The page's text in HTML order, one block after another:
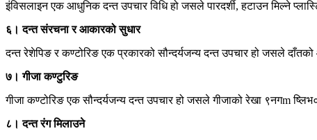
इंविसलाइन एक आधुनिक दन्त उपचार विधि हो जसले पारदर्शी, हटाउन मिल्ने
६। दन्त संरचना र आकारको सुधार
दन्त रेशेपिङ र कण्टोरिङ एक प्रकारको सौन्दर्यजन्य दन्त उपचार हो जसले
७। गीजा कण्टुरिङ
गीजा कण्टोरिङ एक सौन्दर्यजन्य दन्त उपचार हो जसले गीजाको रेखा ९नगm
८। दन्त रंग मिलाउने